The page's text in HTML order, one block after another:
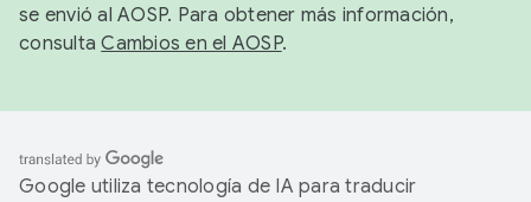
se envió al AOSP. Para obtener más información,
consultaCambios en el AOSP.
Google utiliza tecnología de IA para traducir